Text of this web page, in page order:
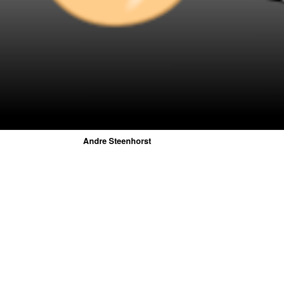
Andre Steenhorst